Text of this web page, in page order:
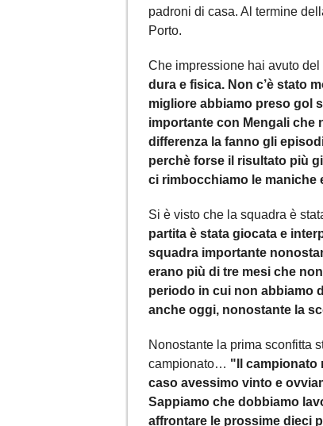
padroni di casa. Al termine
Porto.
Che impressione hai avuto del
dura e fisica. Non c’è stato
migliore abbiamo preso gol
importante con Mengali che
differenza la fanno gli
perchè forse il risultato più
ci rimbocchiamo le maniche
Si è visto che la squadra è
partita è stata giocata e
squadra importante
erano più di tre mesi che
periodo in cui non abbiamo
anche oggi, nonostante la
Nonostante la prima sconfitta
campionato… "Il campionato
caso avessimo vinto e
Sappiamo che dobbiamo
affrontare le prossime dieci